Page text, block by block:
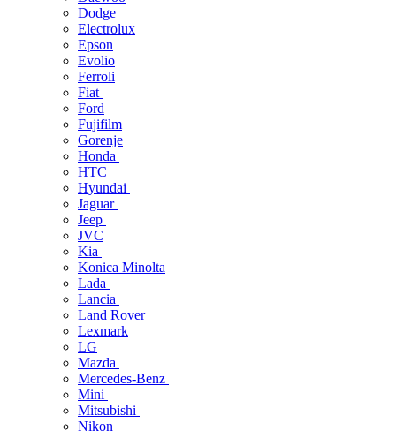
Dodge
Electrolux
Epson
Evolio
Ferroli
Fiat
Ford
Fujifilm
Gorenje
Honda
HTC
Hyundai
Jaguar
Jeep
JVC
Kia
Konica Minolta
Lada
Lancia
Land Rover
Lexmark
LG
Mazda
Mercedes-Benz
Mini
Mitsubishi
Nikon